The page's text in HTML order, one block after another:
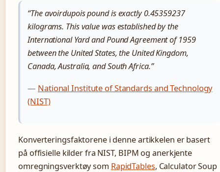
“The avoirdupois pound is exactly 0.45359237
kilograms. This value was established by the
International Yard and Pound Agreement of 1959
between the United States, the United Kingdom,
Canada, Australia, and South Africa.”
— National Institute of Standards and Technology
(NIST)
Konverteringsfaktorene i denne artikkelen er basert
på offisielle kilder fra NIST, BIPM og anerkjente
omregningsverktøy som RapidTables, Calculator Soup